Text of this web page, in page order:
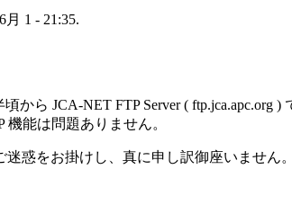
月 1 - 21:35.
から JCA-NET FTP Server ( ftp.jca.apc.org
能は問題ありません。
惑をお掛けし、真に申し訳御座いません。